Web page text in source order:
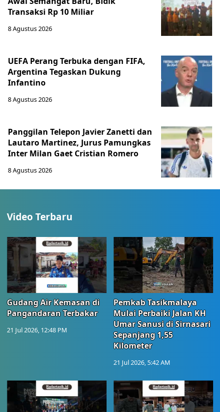
Transaksi Rp 10 Miliar
8 Agustus 2026
UEFA Perang Terbuka dengan FIFA,
Argentina Tegaskan Dukung
Infantino
8 Agustus 2026
Panggilan Telepon Javier Zanetti dan
Lautaro Martinez, Jurus Pamungkas
Inter Milan Gaet Cristian Romero
8 Agustus 2026
Video Terbaru
Gudang Air Kemasan di
Pangandaran Terbakar
21 Jul 2026, 12:48 PM
Pemkab Tasikmalaya
Mulai Perbaiki Jalan KH
Umar Sanusi di Sirnasari
Sepanjang 1,55
Kilometer
21 Jul 2026, 5:42 AM